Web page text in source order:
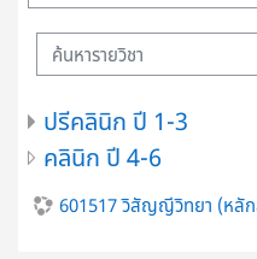
ค้นหารายวิชา
ปรีคลินิก ปี 1-3
คลินิก ปี 4-6
601517 วิสัญญีวิทยา (หลั